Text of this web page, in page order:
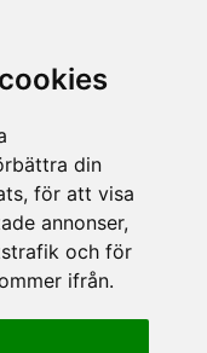
din
för att visa
annonser,
och för
ifrån.